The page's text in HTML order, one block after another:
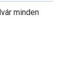
minden